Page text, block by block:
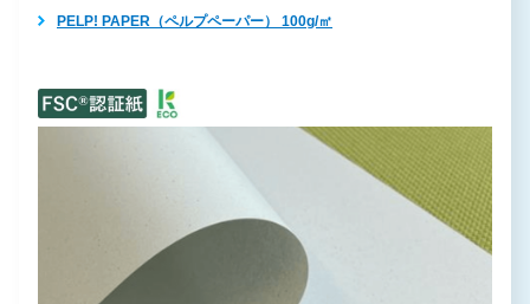
PELP! PAPER（ペルプペーパー） 100g/㎡